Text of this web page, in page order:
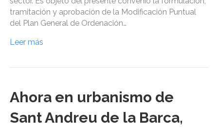
tramitación y aprobación de la Modificación Puntual
del Plan General de Ordenación…
Leer más
Ahora en urbanismo de
Sant Andreu de la Barca,